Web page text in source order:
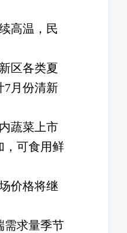
高温，民
区各类夏
7月份清新
蔬菜上市
，可食用鲜
价格将继
需求量季节